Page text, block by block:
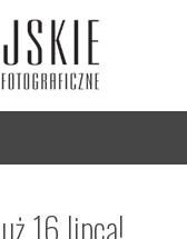
16 lipca!